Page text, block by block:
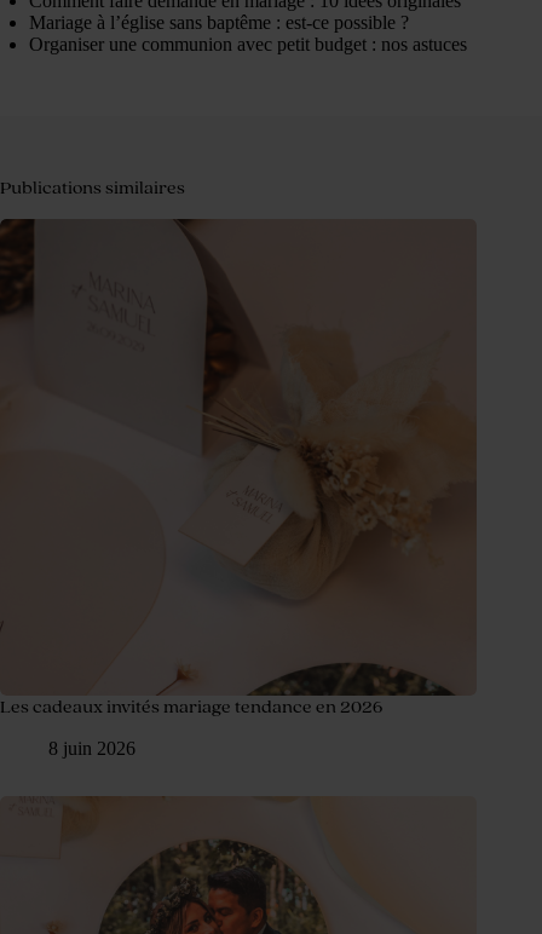
Mariage à l’église sans baptême : est-ce possible ?
Organiser une communion avec petit budget : nos astuces
Publications similaires
Les cadeaux invités mariage tendance en 2026
8 juin 2026